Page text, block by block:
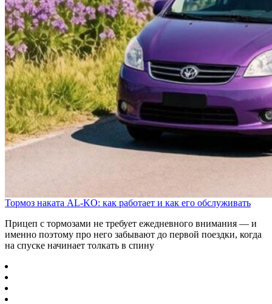
Тормоз наката AL-KO: как работает и как его обслуживать
Прицеп с тормозами не требует ежедневного внимания — и
именно поэтому про него забывают до первой поездки, когда
на спуске начинает толкать в спину